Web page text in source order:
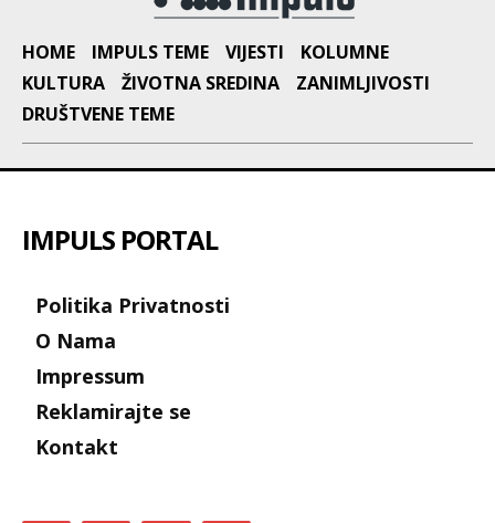
HOME IMPULS TEME VIJESTI
KOLUMNE
KULTURA
ŽIVOTNA SREDINA
ZANIMLJIVOSTI
DRUŠTVENE TEME
IMPULS PORTAL
Politika Privatnosti
O Nama
Impressum
Reklamirajte se
Kontakt